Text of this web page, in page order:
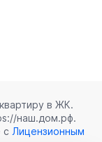
в ЖК.
наш.дом.рф.
с Лицензионным